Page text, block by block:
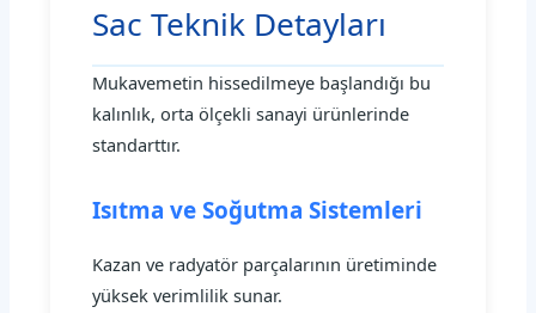
Sac Teknik Detayları
Mukavemetin hissedilmeye başlandığı bu
kalınlık, orta ölçekli sanayi ürünlerinde
standarttır.
Isıtma ve Soğutma Sistemleri
Kazan ve radyatör parçalarının üretiminde
yüksek verimlilik sunar.